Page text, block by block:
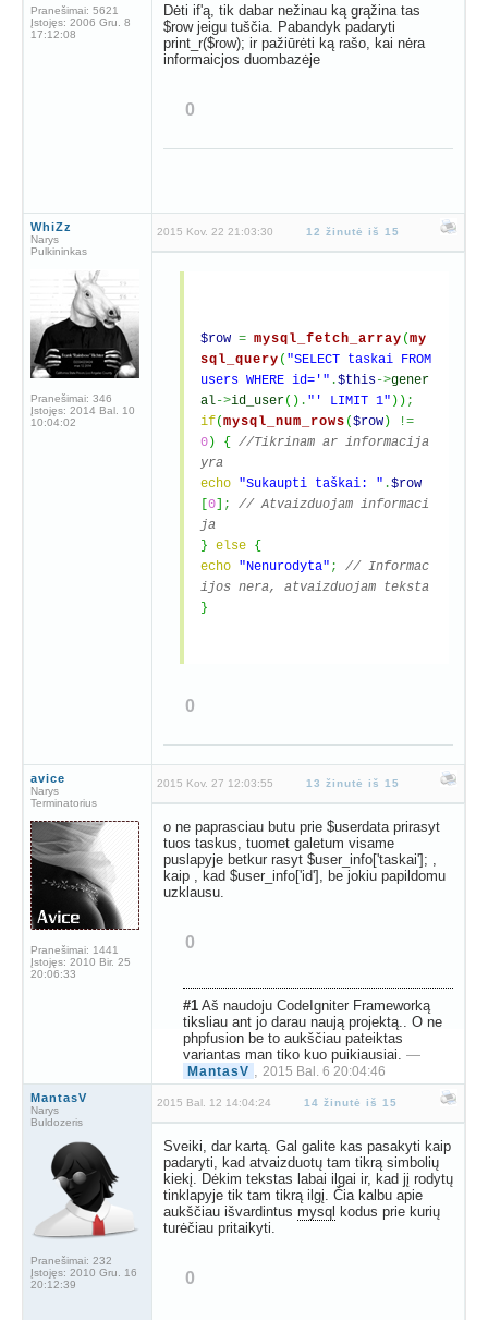
Pranešimai: 5621
Įstojęs: 2006 Gru. 8
17:12:08
Dėti if'ą, tik dabar nežinau ką grąžina tas
$row jeigu tuščia. Pabandyk padaryti
print_r($row); ir pažiūrėti ką rašo, kai nėra
informaicjos duombazėje
0
WhiZz
Narys
Pulkininkas
Pranešimai: 346
Įstojęs: 2014 Bal. 10
10:04:02
2015 Kov. 22 21:03:30 12 žinutė iš 15
$row = mysql_fetch_array (my
sql_query ( "SELECT taskai FROM
users WHERE id='" .$this->gener
al->id_user( ) . "' LIMIT 1" ) ) ;
if(mysql_num_rows ($row)
!=
0) { //Tikrinam ar informacija
yra
echo "Sukaupti taškai: " .$row
[0] ;
// Atvaizduojam informaci
ja
} else {
echo "Nenurodyta" ;
// Informac
ijos nera, atvaizduojam teksta
}
0
avice
Narys
Terminatorius
Pranešimai: 1441
Įstojęs: 2010 Bir. 25
20:06:33
2015 Kov. 27 12:03:55 13 žinutė iš 15
o ne paprasciau butu prie $userdata prirasyt
tuos taskus, tuomet galetum visame
puslapyje betkur rasyt $user_info['taskai']; ,
kaip , kad $user_info['id'], be jokiu papildomu
uzklausu.
0
#1 Aš naudoju CodeIgniter Frameworką
tiksliau ant jo darau naują projektą.. O ne
phpfusion be to aukščiau pateiktas
variantas man tiko kuo puikiausiai. —
MantasV 2015 Bal. 6 20:04:46
MantasV
Narys
Buldozeris
Pranešimai: 232
Įstojęs: 2010 Gru. 16
20:12:39
2015 Bal. 12 14:04:24 14 žinutė iš 15
Sveiki, dar kartą. Gal galite kas pasakyti kaip
padaryti, kad atvaizduotų tam tikrą simbolių
kiekį. Dėkim tekstas labai ilgai ir, kad jį rodytų
tinklapyje tik tam tikrą ilgį. Čia kalbu apie
aukščiau išvardintus mysql kodus prie kurių
turėčiau pritaikyti.
0